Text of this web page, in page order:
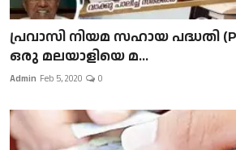
പ്രവാസി നിയമ സഹായ പദ്ധതി
ഒരു മലയാളിയെ മ...
Admin Feb 5, 2020 0